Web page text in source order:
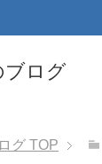
ブログ
グ TOP